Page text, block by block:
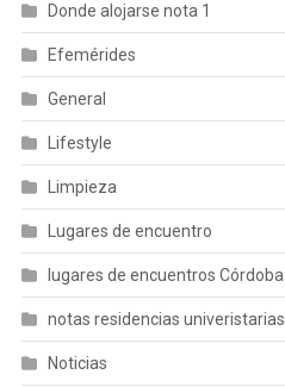
Donde alojarse nota 1
Efemérides
General
Lifestyle
Limpieza
Lugares de encuentro
lugares de encuentros Córdoba
notas residencias univeristarias
Noticias